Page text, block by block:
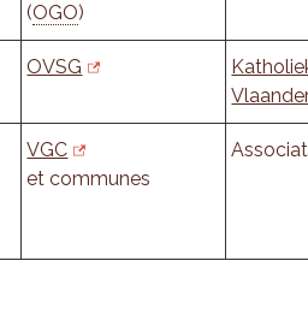
(OGO)
OVSG
VGC
et communes